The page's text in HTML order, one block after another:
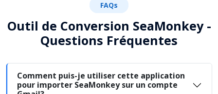
FAQs
Outil de Conversion SeaMonkey -
Questions Fréquentes
Comment puis-je utiliser cette application
pour importer SeaMonkey sur un compte